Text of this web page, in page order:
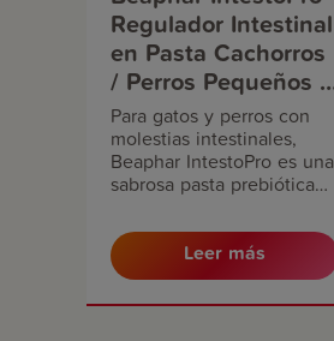
Regulador Intestinal
en Pasta Cachorros
/ Perros Pequeños /
Gatos - 20ml
Para gatos y perros con
molestias intestinales,
Beaphar IntestoPro es una
sabrosa pasta prebiótica
activos naturales, incluidos
los prebióticos FOS y
MOS, para ayudar a
mantener una función
Leer más